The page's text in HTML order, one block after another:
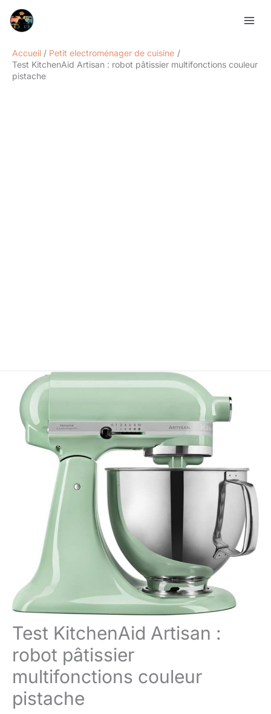
Accueil
Petit electroménager de cuisine
Test KitchenAid Artisan : robot pâtissier multifonctions couleur
pistache
Test KitchenAid Artisan :
robot pâtissier
multifonctions couleur
pistache
Rechercher